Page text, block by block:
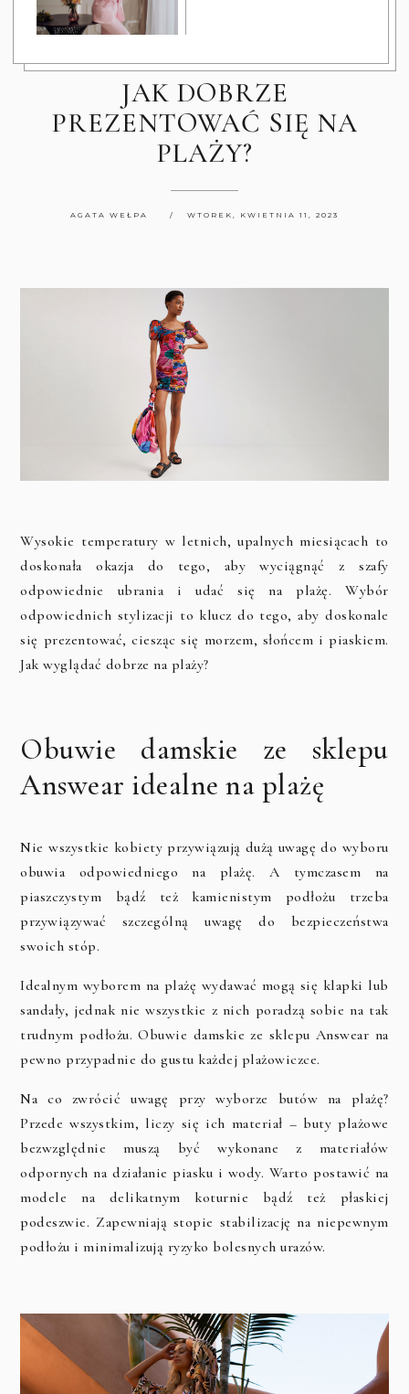
JAK DOBRZE
PREZENTOWAĆ SIĘ NA
PLAŻY?
AGATA WEŁPA WTOREK, KWIETNIA 11, 2023
Wysokie temperatury w letnich, upalnych miesiącach to
doskonała okazja do tego, aby wyciągnąć z szafy
odpowiednie ubrania i udać się na plażę. Wybór
odpowiednich stylizacji to klucz do tego, aby doskonale
się prezentować, ciesząc się morzem, słońcem i piaskiem.
Jak wyglądać dobrze na plaży?
Obuwie damskie ze sklepu
Answear idealne na plażę
Nie wszystkie kobiety przywiązują dużą uwagę do wyboru
obuwia odpowiedniego na plażę. A tymczasem na
piaszczystym bądź też kamienistym podłożu trzeba
przywiązywać szczególną uwagę do bezpieczeństwa
swoich stóp.
Idealnym wyborem na plażę wydawać mogą się klapki lub
sandały, jednak nie wszystkie z nich poradzą sobie na tak
trudnym podłożu. Obuwie damskie ze sklepu Answear na
pewno przypadnie do gustu każdej plażowiczce.
Na co zwrócić uwagę przy wyborze butów na plażę?
Przede wszystkim, liczy się ich materiał – buty plażowe
bezwzględnie muszą być wykonane z materiałów
odpornych na działanie piasku i wody. Warto postawić na
modele na delikatnym koturnie bądź też płaskiej
podeszwie. Zapewniają stopie stabilizację na niepewnym
podłożu i minimalizują ryzyko bolesnych urazów.